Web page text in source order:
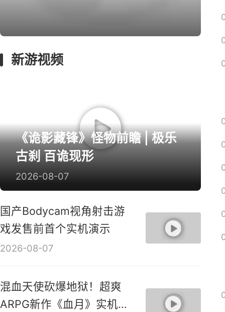
新游视频
《诡影藏锋》怪物前瞻 | 极乐
古刹 百诡现形
2026-08-07
国产Bodycam视角射击游
戏发售前首个实机演示
2026-08-07
混血天使砍爆地狱！超爽
ARPG新作《血月》实机演